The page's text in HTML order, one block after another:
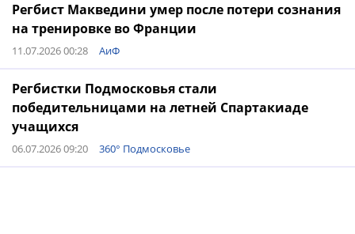
Регбист Макведини умер после потери сознания
на тренировке во Франции
11.07.2026 00:28 АиФ
Регбистки Подмосковья стали
победительницами на летней Спартакиаде
учащихся
06.07.2026 09:20 360° Подмосковье